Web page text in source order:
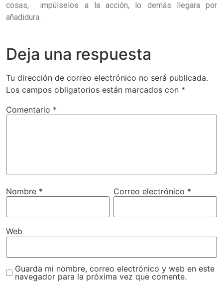
cosas, impúlselos a la acción, lo demás llegara por
añadidura.
Deja una respuesta
Tu dirección de correo electrónico no será publicada.
Los campos obligatorios están marcados con *
Comentario *
Nombre * Correo electrónico *
Web
Guarda mi nombre, correo electrónico y web en este
navegador para la próxima vez que comente.